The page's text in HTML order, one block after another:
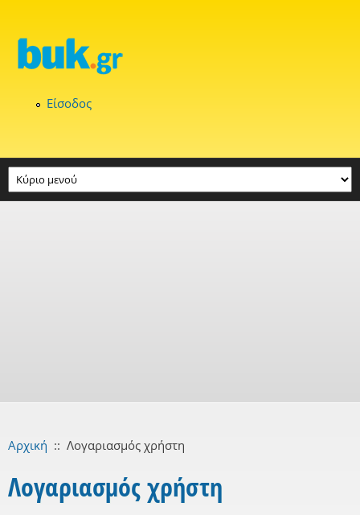
Είσοδος
Αρχική :: Λογαριασμός χρήστη
Λογαριασμός χρήστη